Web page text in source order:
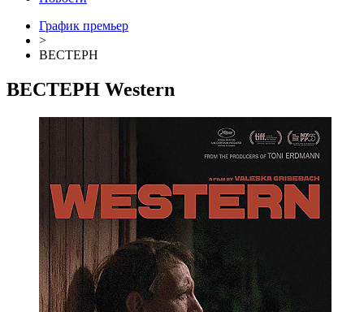
График премьер
>
ВЕСТЕРН
ВЕСТЕРН Western